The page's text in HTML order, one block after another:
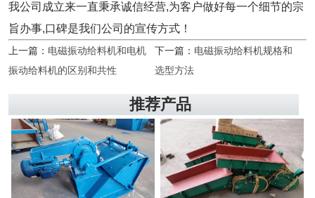
我公司成立来一直秉承诚信经营,为客户做好每一个细节的宗
旨办事,口碑是我们公司的宣传方式！
上一篇： 电磁振动给料机和电机
振动给料机的区别和共性
下一篇： 电磁振动给料机规格和
选型方法
推荐产品